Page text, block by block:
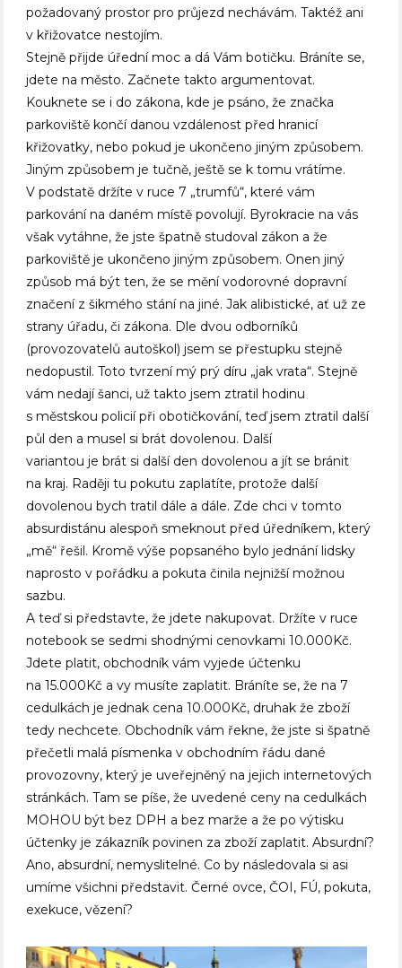
požadovaný prostor pro průjezd nechávám. Taktéž ani
v křižovatce nestojím.
Stejně přijde úřední moc a dá Vám botičku. Bráníte se,
jdete na město. Začnete takto argumentovat.
Kouknete se i do zákona, kde je psáno, že značka
parkoviště končí danou vzdálenost před hranicí
křižovatky, nebo pokud je ukončeno jiným způsobem.
Jiným způsobem je tučně, ještě se k tomu vrátíme.
V podstatě držíte v ruce 7 „trumfů“, které vám
parkování na daném místě povolují. Byrokracie na vás
však vytáhne, že jste špatně studoval zákon a že
parkoviště je ukončeno jiným způsobem. Onen jiný
způsob má být ten, že se mění vodorovné dopravní
značení z šikmého stání na jiné. Jak alibistické, ať už ze
strany úřadu, či zákona. Dle dvou odborníků
(provozovatelů autoškol) jsem se přestupku stejně
nedopustil. Toto tvrzení mý prý díru „jak vrata“. Stejně
vám nedají šanci, už takto jsem ztratil hodinu
s městskou policií při obotičkování, teď jsem ztratil další
půl den a musel si brát dovolenou. Další
variantou je brát si další den dovolenou a jít se bránit
na kraj. Raději tu pokutu zaplatíte, protože další
dovolenou bych tratil dále a dále. Zde chci v tomto
absurdistánu alespoň smeknout před úředníkem, který
„mě“ řešil. Kromě výše popsaného bylo jednání lidsky
naprosto v pořádku a pokuta činila nejnižší možnou
sazbu.
A teď si představte, že jdete nakupovat. Držíte v ruce
notebook se sedmi shodnými cenovkami 10.000Kč.
Jdete platit, obchodník vám vyjede účtenku
na 15.000Kč a vy musíte zaplatit. Bráníte se, že na 7
cedulkách je jednak cena 10.000Kč, druhak že zboží
tedy nechcete. Obchodník vám řekne, že jste si špatně
přečetli malá písmenka v obchodním řádu dané
provozovny, který je uveřejněný na jejich internetových
stránkách. Tam se píše, že uvedené ceny na cedulkách
MOHOU být bez DPH a bez marže a že po výtisku
účtenky je zákazník povinen za zboží zaplatit. Absurdní?
Ano, absurdní, nemyslitelné. Co by následovala si asi
umíme všichni představit. Černé ovce, ČOI, FÚ, pokuta,
exekuce, vězení?